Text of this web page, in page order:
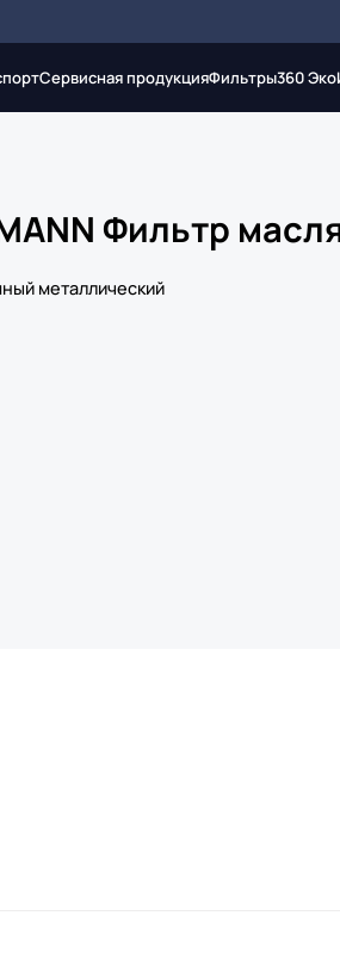
Сервисная продукцияФильтры360 Эко
Фильтр
металлический